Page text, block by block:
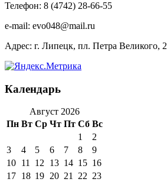
Телефон: 8 (4742) 28-66-55
e-mail: evo048@mail.ru
Адрес: г. Липецк, пл. Петра Великого, 2
Календарь
Август 2026
Пн Вт Ср Чт Пт Сб Вс
1
2
3
4 5 6 7 8
9
10 11 12 13 14 15 16
17 18 19 20 21 22 23